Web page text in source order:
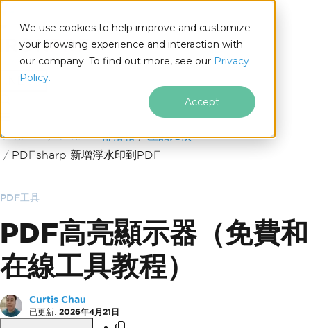
We use cookies to help improve and customize
your browsing experience and interaction with
our company. To find out more, see our Privacy
Policy.
Accept
.NET
跳至頁尾內容
IronPDF IronPDF部落格
產品比較
PDFsharp 新增浮水印到PDF
PDF工具
PDF高亮顯示器（免費和
在線工具教程）
Curtis Chau
已更新: 2026年4月21日